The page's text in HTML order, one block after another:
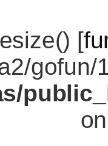
[
gofun/